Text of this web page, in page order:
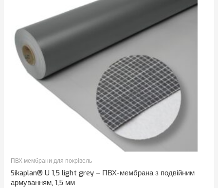
ПВХ мембрани для покрівель
Sikaplan® U 1,5 light grey – ПВХ-мембрана з подвійним
армуванням, 1,5 мм